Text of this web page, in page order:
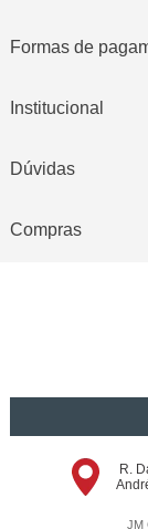
Formas de
Institucional
Dúvidas
Compras
R.
JM